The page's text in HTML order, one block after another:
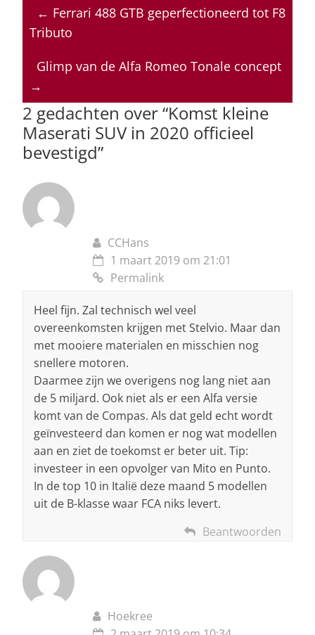
s
p
e
o
k
e
n
a
s
l
← Ferrari 488 GTB geperfectioneerd tot F8
Tributo
Glimp van de Alfa Romeo Tonale concept
→
2 gedachten over “Komst kleine
Maserati SUV in 2020 officieel
bevestigd”
CCHans
1 maart 2019 om 21:01
Permalink
Heel fijn. Zal technisch wel veel
overeenkomsten krijgen met Stelvio. Maar dan
met mooiere materialen en misschien nog
snellere motoren.
Daarmee zijn we overigens nog lang niet aan
de 5 miljard. Ook niet als er een Alfa versie
komt van de Compas. Als dat geld echt wordt
geïnvesteerd dan komen er nog wat modellen
aan en ziet de toekomst er beter uit. Tip:
investeer in een opvolger van Mito en Punto.
In de top 10 in Italië deze maand 5 modellen
uit de B-klasse waar FCA niks levert.
Beantwoorden
Hoekree